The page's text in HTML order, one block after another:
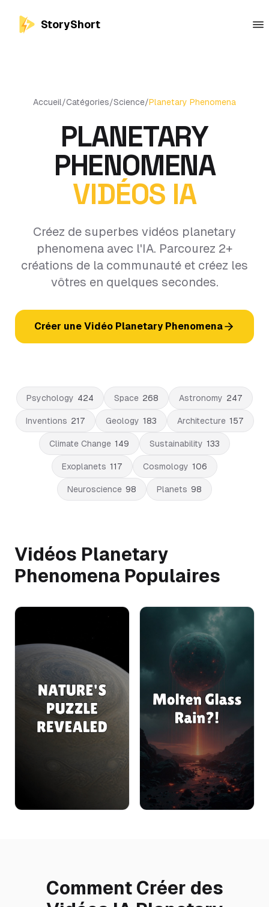
StoryShort
Accueil/Catégories/Science/Planetary Phenomena
PLANETARY
PHENOMENA
VIDÉOS IA
Créez de superbes vidéos planetary
phenomena avec l'IA. Parcourez 2+
créations de la communauté et créez les
vôtres en quelques secondes.
Créer une Vidéo Planetary Phenomena
Psychology 424 Space 268 Astronomy 247
Inventions 217 Geology 183 Architecture 157
Climate Change 149 Sustainability 133
Exoplanets 117 Cosmology 106
Neuroscience 98 Planets 98
Vidéos Planetary
Phenomena Populaires
Comment Créer des